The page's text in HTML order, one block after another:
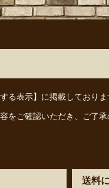
る表示】 に掲載しておりま
をご確認いただき、ご了承
送料